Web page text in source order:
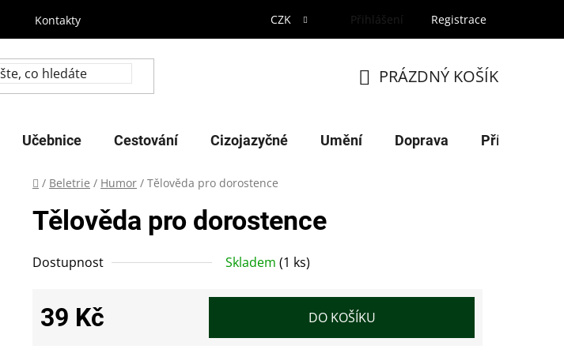
Kontakty CZK Přihlášení Registrace
KOŠÍK
PRÁZDNÝ KOŠÍK
Učebnice Cestování Cizojazyčné Umění Doprava Příroda
Domů
/ Beletrie / Humor / Tělověda pro dorostence
Tělověda pro dorostence
Dostupnost Skladem (1 ks)
39 Kč DO KOŠÍKU